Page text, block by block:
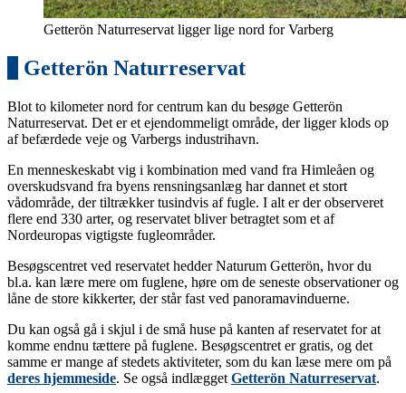
Getterön Naturreservat ligger lige nord for Varberg
Getterön Naturreservat
Blot to kilometer nord for centrum kan du besøge Getterön
Naturreservat. Det er et ejendommeligt område, der ligger klods op
af befærdede veje og Varbergs industrihavn.
En menneskeskabt vig i kombination med vand fra Himleåen og
overskudsvand fra byens rensningsanlæg har dannet et stort
vådområde, der tiltrækker tusindvis af fugle. I alt er der observeret
flere end 330 arter, og reservatet bliver betragtet som et af
Nordeuropas vigtigste fugleområder.
Besøgscentret ved reservatet hedder Naturum Getterön, hvor du
bl.a. kan lære mere om fuglene, høre om de seneste observationer og
låne de store kikkerter, der står fast ved panoramavinduerne.
Du kan også gå i skjul i de små huse på kanten af reservatet for at
komme endnu tættere på fuglene. Besøgscentret er gratis, og det
samme er mange af stedets aktiviteter, som du kan læse mere om på
deres hjemmeside. Se også indlægget Getterön Naturreservat.